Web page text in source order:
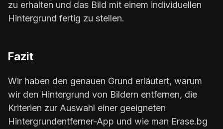
zu erhalten und das Bild mit einem individuellen
Hintergrund fertig zu stellen.
Fazit
Wir haben den genauen Grund erläutert, warum
wir den Hintergrund von Bildern entfernen, die
Kriterien zur Auswahl einer geeigneten
Hintergrundentferner-App und wie man Erase.bg